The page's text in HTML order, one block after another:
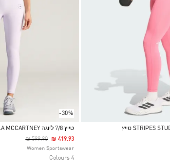
-30%
Selected
טייץ 7/8 ליוגה ADIDAS BY STELLA MCCARTNEY
Price Reduced From
₪ 599.90To₪ 419.93
Women Sportswear
4 Colours